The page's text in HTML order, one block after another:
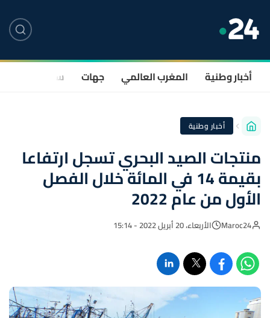
أخبار وطنية المغرب العالمي جهات سياسة
أخبار وطنية
منتجات الصيد البحري تسجل ارتفاعا
بقيمة 14 في المائة خلال الفصل
الأول من عام 2022
Maroc24 الأربعاء، 20 أبريل 2022 - 15:14